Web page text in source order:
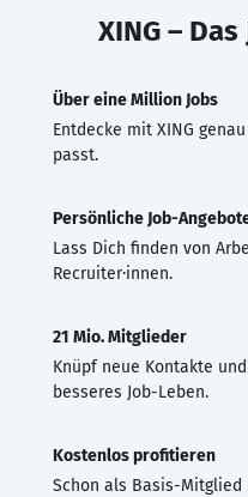
XING –
Über eine Million Jobs
Entdecke mit XING
passt.
Persönliche Job-
Lass Dich finden von
Recruiter·innen.
21 Mio. Mitglieder
Knüpf neue Kontakte
besseres Job-Leben.
Kostenlos profitieren
Schon als Basis-Mitglied